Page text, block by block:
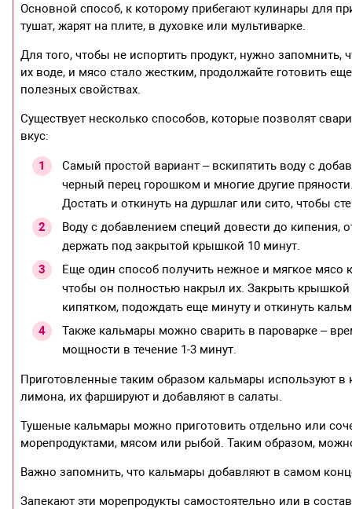
Основной способ, к которому прибегают кулинары для
тушат, жарят на плите, в духовке или мультиварке.
Для того, чтобы не испортить продукт, нужно
их воде, и мясо стало жестким, продолжайте готовить
полезных свойствах.
Существует несколько способов, которые позволят
вкус:
Самый простой вариант – вскипятить воду с
черный перец горошком и многие другие
Достать и откинуть на дуршлаг или сито, чтобы
Воду с добавлением специй довести до кипения,
держать под закрытой крышкой 10 минут.
Еще один способ получить нежное и мягкое мясо
чтобы он полностью накрыл их. Закрыть крышкой
кипятком, подождать еще минуту и откинуть
Также кальмары можно сварить в пароварке –
мощности в течение 1-3 минут.
Приготовленные таким образом кальмары используют в
лимона, их фаршируют и добавляют в салаты.
Тушеные кальмары можно приготовить отдельно или
морепродуктами, мясом или рыбой. Таким образом,
Важно запомнить, что кальмары добавляют в самом
Запекают эти морепродукты самостоятельно или в